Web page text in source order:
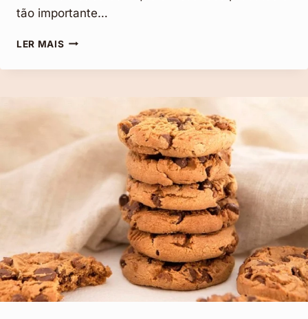
tão importante…
LER MAIS7
DE
VOCÊ
MESMO